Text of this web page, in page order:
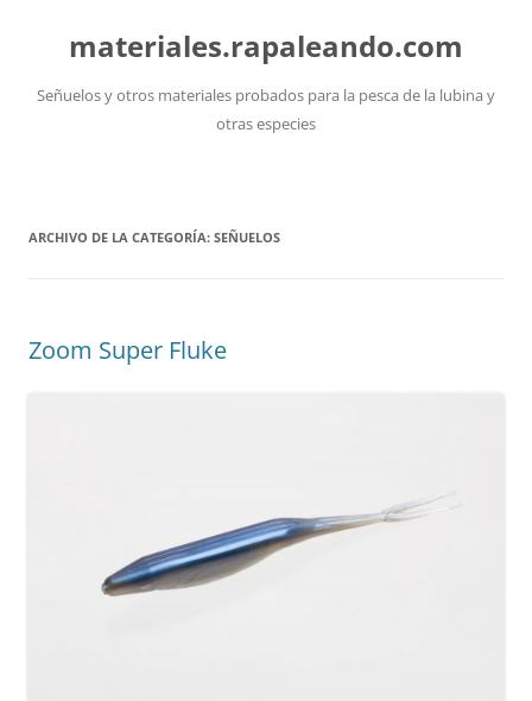
contenidomateriales.rapaleando.com
Señuelos y otros materiales probados para la pesca de la lubina y
otras especies
ARCHIVO DE LA CATEGORÍA: SEÑUELOS
Zoom Super Fluke